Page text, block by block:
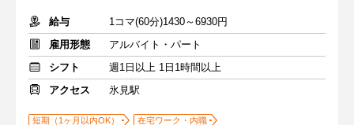
給与
1コマ(60分)1430～6930円
雇用形態
アルバイト・パート
シフト
週1日以上 1日1時間以上
アクセス
氷見駅
短期（1ヶ月以内OK）
在宅ワーク・内職